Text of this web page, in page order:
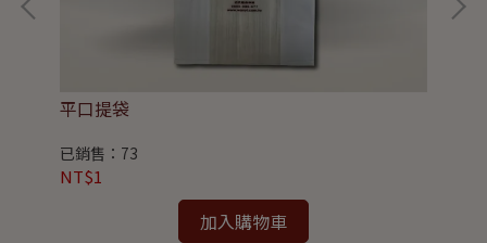
平口提袋
已銷售：73
NT$1
加入購物車